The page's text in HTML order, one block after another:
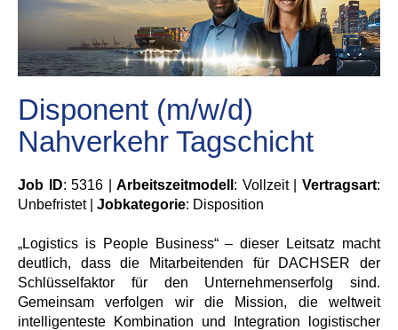
Disponent (m/w/d)
Nahverkehr Tagschicht
Job ID: 5316 |Arbeitszeitmodell : Vollzeit |Vertragsart:
Unbefristet | Jobkategorie: Disposition
„Logistics is People Business“ – dieser Leitsatz macht
deutlich, dass die Mitarbeitenden für DACHSER der
Schlüsselfaktor für den Unternehmenserfolg sind.
Gemeinsam verfolgen wir die Mission, die weltweit
intelligenteste Kombination und Integration logistischer